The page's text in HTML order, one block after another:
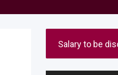
Salary to be